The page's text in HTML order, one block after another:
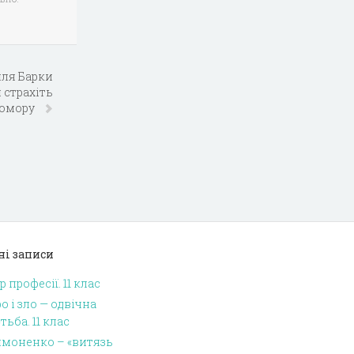
Барки
записи
професії. 11 клас
і зло — одвічна
11 клас
– «витязь